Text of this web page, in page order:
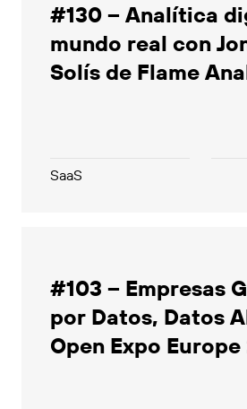
#130 – Analítica
mundo real con
Solís de Flame
SaaS
#103 – Empresas
por Datos, Datos
Open Expo Europe